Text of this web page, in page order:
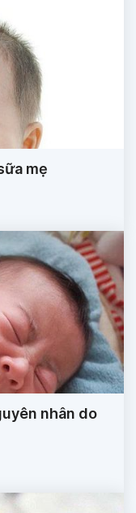
mẹ
nhân do